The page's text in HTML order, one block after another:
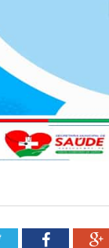
TwitterFacebook